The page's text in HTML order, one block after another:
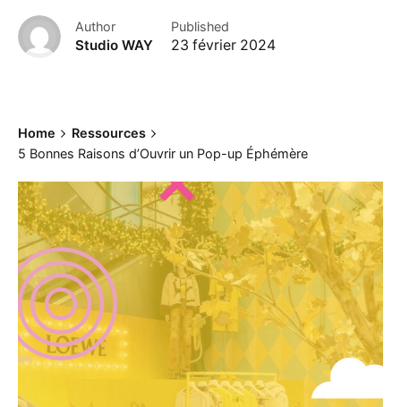
Author
Studio WAY
Published
23 février 2024
Home
Ressources
5 Bonnes Raisons d’Ouvrir un Pop-up Éphémère